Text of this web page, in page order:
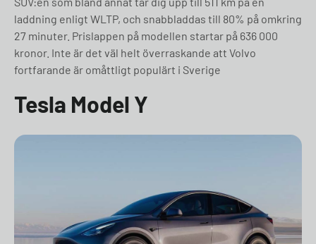
laddning enligt WLTP, och snabbladdas till 80% på omkring
27 minuter. Prislappen på modellen startar på 636 000
kronor. Inte är det väl helt överraskande att Volvo
fortfarande är omåttligt populärt i Sverige
Tesla Model Y